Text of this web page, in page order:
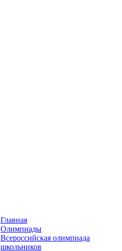
Главная
Олимпиады
Всероссийская олимпиада
школьников